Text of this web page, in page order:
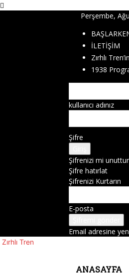
Perşembe,
İLETİŞİM
Zırhlı
1938
kullanıcı adınız
Şifre
Şifrenizi mi
Şifre hatırlat
Şifrenizi Kurtarın
E-posta
Email adresine
Zırhlı Tren
ANASAYFA